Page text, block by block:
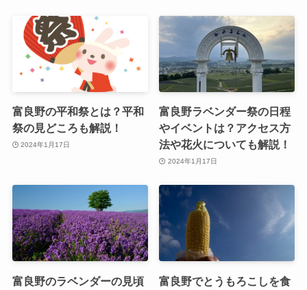
富良野の平和祭とは？平和
祭の見どころも解説！
2024年1月17日
富良野ラベンダー祭の日程
やイベントは？アクセス方
法や花火についても解説！
2024年1月17日
富良野のラベンダーの見頃
富良野でとうもろこしを食